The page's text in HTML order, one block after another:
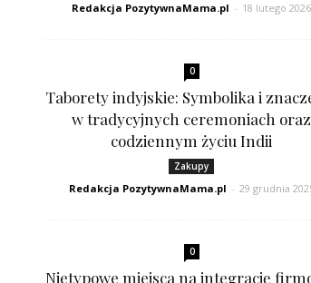
Redakcja PozytywnaMama.pl - 18 lutego 2026
0
Taborety indyjskie: Symbolika i
w tradycyjnych ceremoniach oraz
codziennym życiu Indii
Zakupy
Redakcja PozytywnaMama.pl - 29 grudnia
0
Nietypowe miejsca na integrację